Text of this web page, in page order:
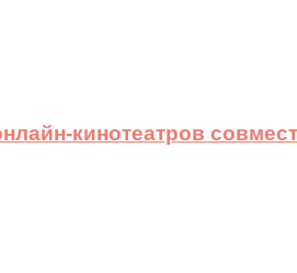
кинотеатров